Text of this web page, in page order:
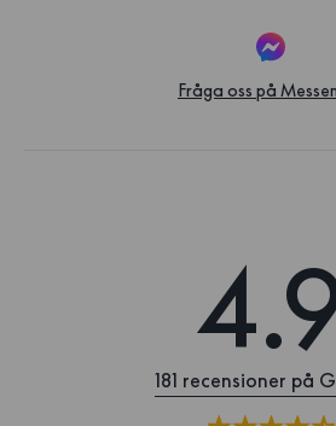
Fråga oss på
181 recensioner på